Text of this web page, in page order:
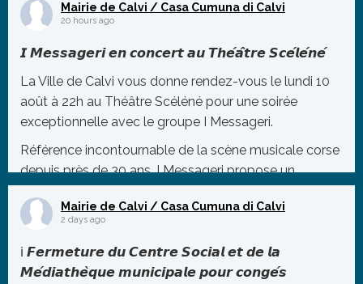
Mairie de Calvi / Casa Cumuna di Calvi
20 hours ago
𝙄 𝙈𝙚𝙨𝙨𝙖𝙜𝙚𝙧𝙞 𝙚𝙣 𝙘𝙤𝙣𝙘𝙚𝙧𝙩 𝙖𝙪 𝙏𝙝𝙚́𝙖̂𝙩𝙧𝙚 𝙎𝙘𝙚́𝙡𝙚́𝙣𝙚́
La Ville de Calvi vous donne rendez-vous le lundi 10
août à 22h au Théâtre Scéléné pour une soirée
exceptionnelle avec le groupe I Messageri.
Référence incontournable de la scène musicale corse
depuis près de 30 ans, I Messageri propose un
polyphonies puissant ...
Voir sur Facebook · Partager
Mairie de Calvi / Casa Cumuna di Calvi
2 days ago
ℹ️ 𝙁𝙚𝙧𝙢𝙚𝙩𝙪𝙧𝙚 𝙙𝙪 𝘾𝙚𝙣𝙩𝙧𝙚 𝙎𝙤𝙘𝙞𝙖𝙡 𝙚𝙩 𝙙𝙚 𝙡𝙖
𝙈𝙚́𝙙𝙞𝙖𝙩𝙝𝙚̀𝙦𝙪𝙚 𝙢𝙪𝙣𝙞𝙘𝙞𝙥𝙖𝙡𝙚 𝙥𝙤𝙪𝙧 𝙘𝙤𝙣𝙜𝙚́𝙨